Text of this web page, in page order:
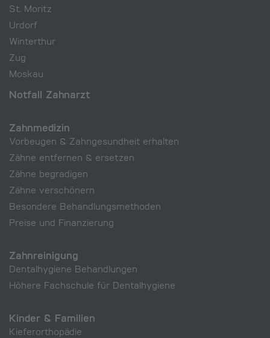
St. Moritz
Urdorf
Winterthur
Zug
Moskau
Notfall Zahnarzt
Zahnmedizin
Vorbeugen & Zahngesundheit erhalten
Zähne entfernen & ersetzen
Zähne begradigen
Zähne verschönern
Besondere Behandlungs­methoden
Preise und Finanzierung
Zahnreinigung
Dentalhygiene Behandlungen
Höhere Fachschule für Dentalhygiene
Kinder & Familien
Kieferorthopädie